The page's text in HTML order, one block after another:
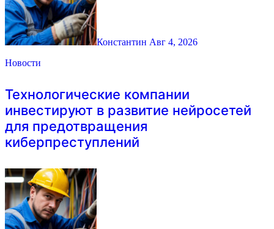
Константин Авг 4, 2026
Новости
Технологические компании
инвестируют в развитие нейросетей
для предотвращения
киберпреступлений